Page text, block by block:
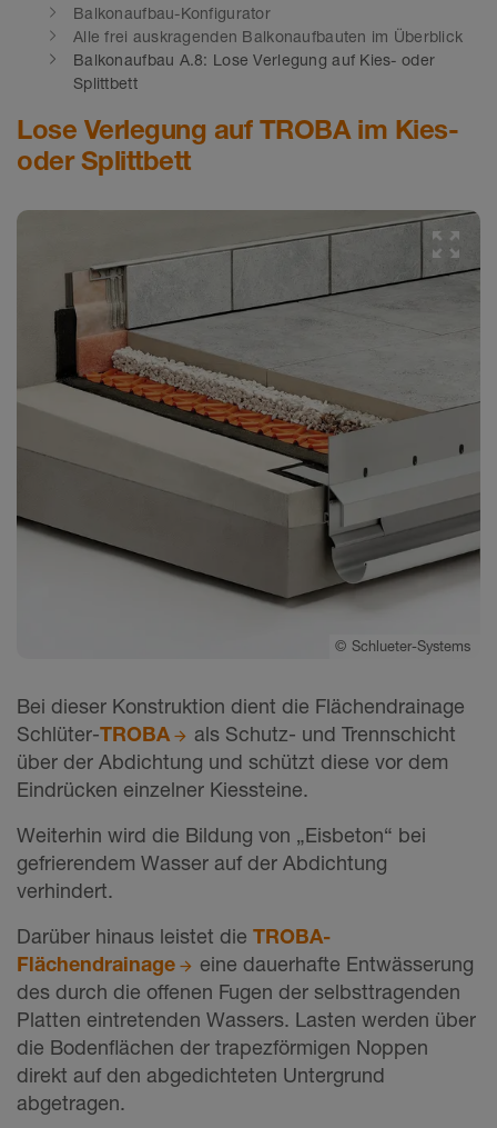
Balkonaufbau-Konfigurator
Alle frei auskragenden Balkonaufbauten im Überblick
Balkonaufbau A.8: Lose Verlegung auf Kies- oder
Splittbett
Lose Verlegung auf TROBA im Kies-
oder Splittbett
© Schlueter-Systems
Bei dieser Konstruktion dient die Flächendrainage
Schlüter-TROBA
als Schutz- und Trennschicht
über der Abdichtung und schützt diese vor dem
Eindrücken einzelner Kiessteine.
Weiterhin wird die Bildung von „Eisbeton“ bei
gefrierendem Wasser auf der Abdichtung
verhindert.
Darüber hinaus leistet die TROBA-
Flächendrainage
eine dauerhafte Entwässerung
des durch die offenen Fugen der selbsttragenden
Platten eintretenden Wassers. Lasten werden über
die Bodenflächen der trapezförmigen Noppen
direkt auf den abgedichteten Untergrund
abgetragen.